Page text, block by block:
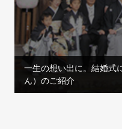
一生の想い出に。結婚式
ん）のご紹介